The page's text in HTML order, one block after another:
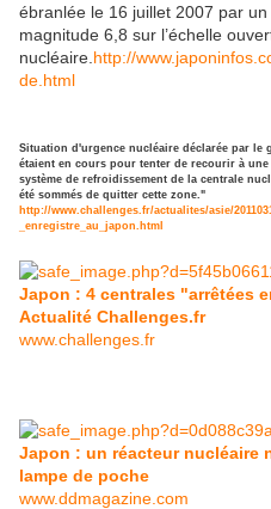
ébranlée le 16 juillet 2007 par
magnitude 6,8 sur l’échelle
nucléaire. http://
de.html
Situation d'urgence nucléaire déclarée par le
étaient en cours pour tenter de recourir à
système de refroidissement de la centrale
été sommés de quitter cette zone."
http://www.challenges.fr/actualites/asie/
_enregistre_au_japon.html
Japon : 4 centrales "arrêtées
Actualité Challenges.fr
www.challenges.fr
Japon : un réacteur nucléaire
lampe de poche
www.ddmagazine.com